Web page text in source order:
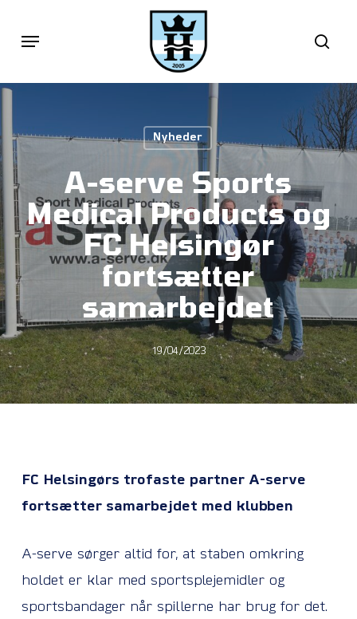
content
Menu
Nyheder
A-serve Sports
Medical Products og
FC Helsingør
fortsætter
samarbejdet
19/04/2023
FC Helsingørs trofaste partner A-serve
fortsætter samarbejdet med klubben
A-serve sørger altid for, at staben omkring
holdet er klar med sportsplejemidler og
sportsbandager når spillerne har brug for det.